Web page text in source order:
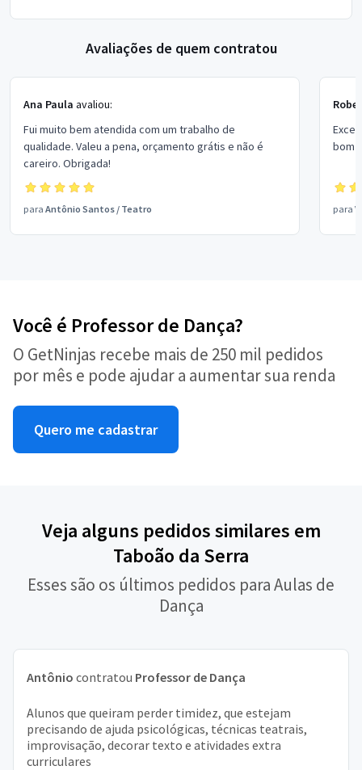
Avaliações de quem contratou
Ana Paula avaliou:
Fui muito bem atendida com um trabalho de
qualidade. Valeu a pena, orçamento grátis e não é
careiro. Obrigada!
para Antônio Santos / Teatro
bom
para
Você é Professor de Dança?
O GetNinjas recebe mais de 250 mil pedidos
por mês e pode ajudar a aumentar sua renda
Quero me cadastrar
Veja alguns pedidos similares em
Taboão da Serra
Esses são os últimos pedidos para Aulas de
Dança
Antônio contratou Professor de Dança
Alunos que queiram perder timidez, que estejam
precisando de ajuda psicológicas, técnicas teatrais,
improvisação, decorar texto e atividades extra
curriculares